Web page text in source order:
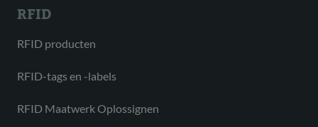
RFID
RFID producten
RFID-tags en -labels
RFID Maatwerk Oplossignen